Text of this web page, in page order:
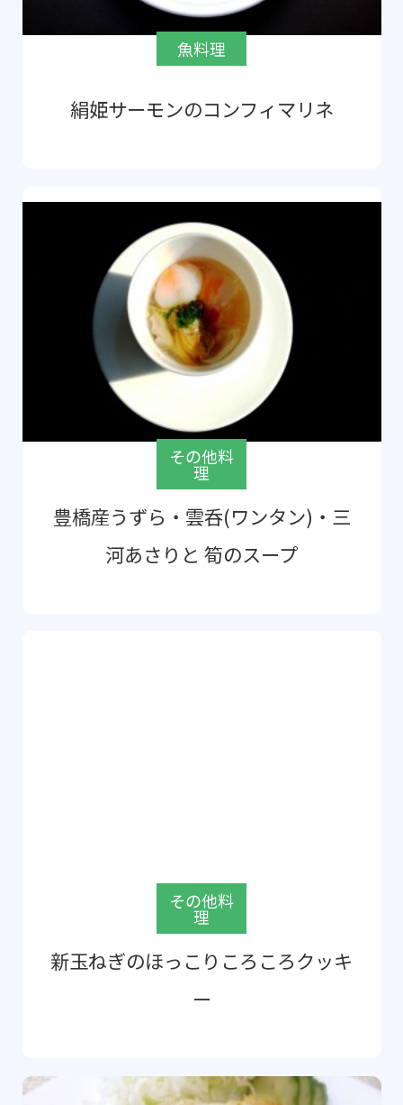
魚料理
絹姫サーモンのコンフィマリネ
その他料
理
豊橋産うずら・雲呑(ワンタン)・三
河あさりと 筍のスープ
その他料
理
新玉ねぎのほっこりころころクッキ
ー